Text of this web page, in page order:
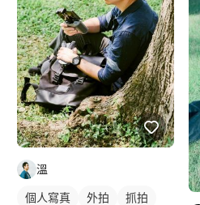
溫
個人寫真 外拍 抓拍